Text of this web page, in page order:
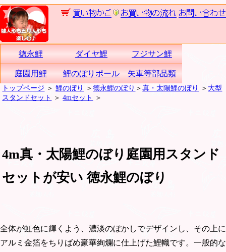
徳永鯉 ダイヤ鯉 フジサン鯉
庭園用鯉 鯉のぼりポール 矢車等部品類
トップページ ＞鯉のぼり ＞徳永鯉のぼり ＞真・太陽鯉のぼり ＞ 大型
スタンドセット
＞4mセット ＞
4m真・太陽鯉のぼり庭園用スタンド
セットが安い 徳永鯉のぼり
全体が虹色に輝くよう、濃淡のぼかしでデザインし、その上に
アルミ金箔をちりばめ豪華絢爛に仕上げた鯉幟です。一般的な